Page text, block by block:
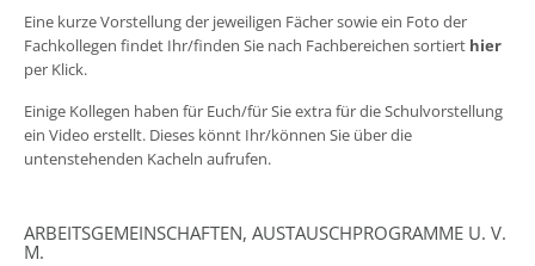
Eine kurze Vorstellung der jeweiligen Fächer sowie ein Foto der
Fachkollegen findet Ihr/finden Sie nach Fachbereichen sortiert hier
per Klick.
Einige Kollegen haben für Euch/für Sie extra für die Schulvorstellung
ein Video erstellt. Dieses könnt Ihr/können Sie über die
untenstehenden Kacheln aufrufen.
ARBEITSGEMEINSCHAFTEN, AUSTAUSCHPROGRAMME U. V.
M.